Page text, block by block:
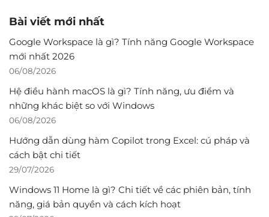
Bài viết mới nhất
Google Workspace là gì? Tính năng Google Workspace
mới nhất 2026
06/08/2026
Hệ điều hành macOS là gì? Tính năng, ưu điểm và
những khác biệt so với Windows
06/08/2026
Hướng dẫn dùng hàm Copilot trong Excel: cú pháp và
cách bật chi tiết
29/07/2026
Windows 11 Home là gì? Chi tiết về các phiên bản, tính
năng, giá bản quyền và cách kích hoạt